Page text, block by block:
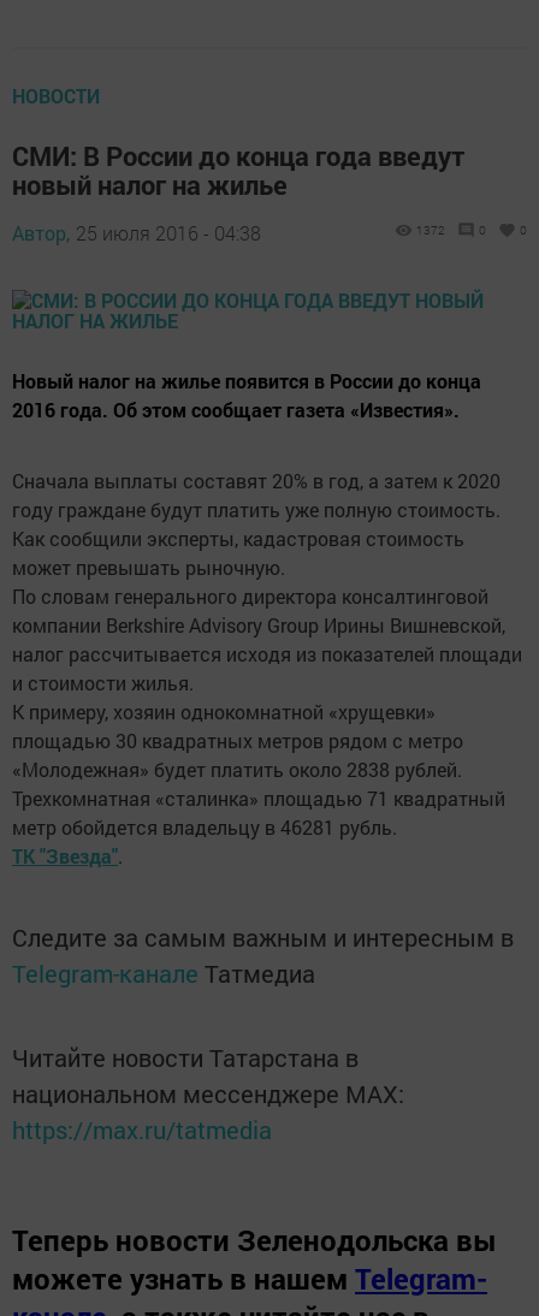
НОВОСТИ
СМИ: В России до конца года введут
новый налог на жилье
Автор, 25 июля 2016 - 04:38 1372 0 0
Новый налог на жилье появится в России до конца
2016 года. Об этом сообщает газета «Известия».
Сначала выплаты составят 20% в год, а затем к 2020
году граждане будут платить уже полную стоимость.
Как сообщили эксперты, кадастровая стоимость
может превышать рыночную.
По словам генерального директора консалтинговой
компании Berkshire Advisory Group Ирины Вишневской,
налог рассчитывается исходя из показателей площади
и стоимости жилья.
К примеру, хозяин однокомнатной «хрущевки»
площадью 30 квадратных метров рядом с метро
«Молодежная» будет платить около 2838 рублей.
Трехкомнатная «сталинка» площадью 71 квадратный
метр обойдется владельцу в 46281 рубль.
ТК "Звезда".
Следите за самым важным и интересным в
Telegram-канале Татмедиа
Читайте новости Татарстана в
национальном мессенджере MАХ:
https://max.ru/tatmedia
Теперь новости Зеленодольска вы
можете узнать в нашем Telegram-